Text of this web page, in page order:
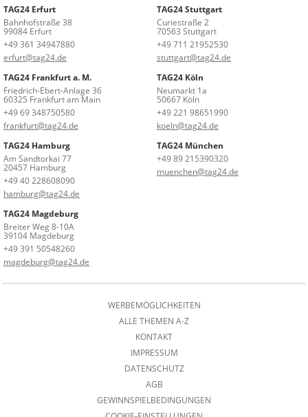
TAG24 Erfurt
Bahnhofstraße 38
99084 Erfurt
+49 361 34947880
erfurt@tag24.de
TAG24 Stuttgart
Curiestraße 2
70563 Stuttgart
+49 711 21952530
stuttgart@tag24.de
TAG24 Frankfurt a. M.
Friedrich-Ebert-Anlage 36
60325 Frankfurt am Main
+49 69 348750580
frankfurt@tag24.de
TAG24 Köln
Neumarkt 1a
50667 Köln
+49 221 98651990
koeln@tag24.de
TAG24 Hamburg
Am Sandtorkai 77
20457 Hamburg
+49 40 228608090
hamburg@tag24.de
TAG24 München
+49 89 215390320
muenchen@tag24.de
TAG24 Magdeburg
Breiter Weg 8-10A
39104 Magdeburg
+49 391 50548260
magdeburg@tag24.de
WERBEMÖGLICHKEITEN
ALLE THEMEN A-Z
KONTAKT
IMPRESSUM
DATENSCHUTZ
AGB
GEWINNSPIELBEDINGUNGEN